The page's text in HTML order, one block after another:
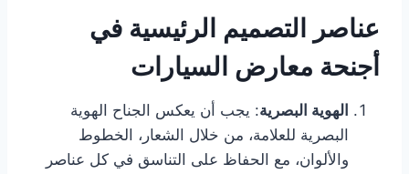
عناصر التصميم الرئيسية في
أجنحة معارض السيارات
الهوية البصرية: يجب أن يعكس الجناح الهوية
البصرية للعلامة، من خلال الشعار، الخطوط
والألوان، مع الحفاظ على التناسق في كل عناصر